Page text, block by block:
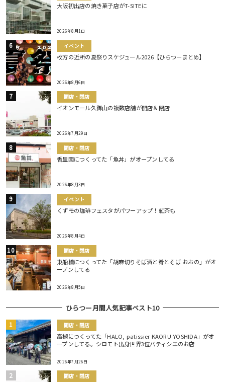
大阪初出店の焼き菓子店がT-SITEに
2026年8月1日
イベント
枚方の近所の夏祭りスケジュール2026【ひらつーまとめ】
2026年8月6日
開店・閉店
イオンモール久御山の複数店舗が開店＆閉店
2026年7月29日
開店・閉店
香里園につくってた「魚丼」がオープンしてる
2026年8月3日
イベント
くずモの珈琲フェスタがパワーアップ！紅茶も
2026年8月4日
開店・閉店
東船橋につくってた「胡麻切りそば酒と肴とそば おおの」がオ
ープンしてる
2026年8月5日
ひらつー月間人気記事ベスト10
開店・閉店
高槻につくってた「HALO, patissier KAORU YOSHIDA」がオ
ープンしてる。シロモト出身世界3位パティシエのお店
2026年7月26日
開店・閉店